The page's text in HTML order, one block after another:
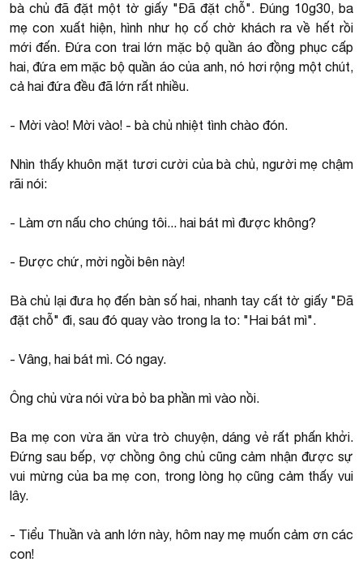
bà chủ đã đặt một tờ giấy "Đã đặt chỗ". Đúng 10g30, ba
mẹ con xuất hiện, hình như họ cố chờ khách ra về hết rồi
mới đến. Đứa con trai lớn mặc bộ quần áo đồng phục cấp
hai, đứa em mặc bộ quần áo của anh, nó hơi rộng một chút,
cả hai đứa đều đã lớn rất nhiều.
- Mời vào! Mời vào! - bà chủ nhiệt tình chào đón.
Nhìn thấy khuôn mặt tươi cười của bà chủ, người mẹ chậm
rãi nói:
- Làm ơn nấu cho chúng tôi... hai bát mì được không?
- Được chứ, mời ngồi bên này!
Bà chủ lại đưa họ đến bàn số hai, nhanh tay cất tờ giấy "Đã
đặt chỗ" đi, sau đó quay vào trong la to: "Hai bát mì".
- Vâng, hai bát mì. Có ngay.
Ông chủ vừa nói vừa bỏ ba phần mì vào nồi.
Ba mẹ con vừa ăn vừa trò chuyện, dáng vẻ rất phấn khởi.
Đứng sau bếp, vợ chồng ông chủ cũng cảm nhận được sự
vui mừng của ba mẹ con, trong lòng họ cũng cảm thấy vui
lây.
- Tiểu Thuần và anh lớn này, hôm nay mẹ muốn cảm ơn các
con!